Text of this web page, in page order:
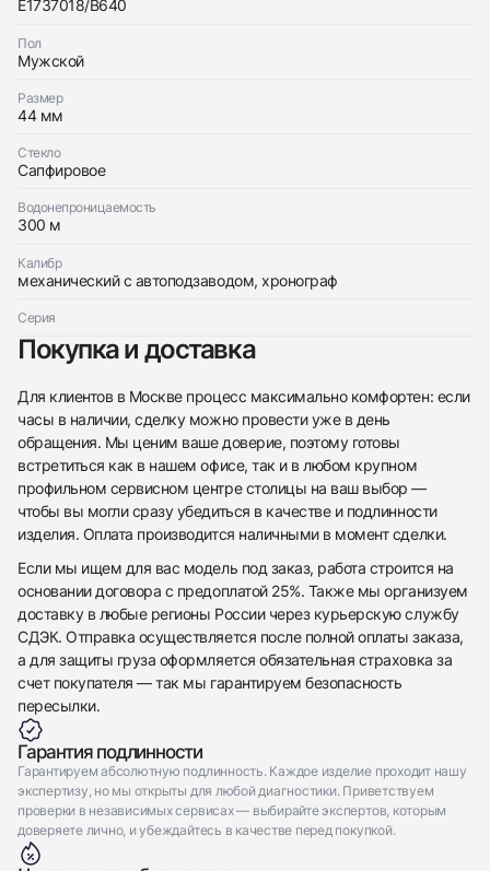
E1737018/B640
Пол
Мужской
Размер
44 мм
Стекло
Сапфировое
Водонепроницаемость
300 м
Калибр
механический с автоподзаводом, хронограф
Серия
Покупка и доставка
Для клиентов в Москве процесс максимально комфортен: если
часы в наличии, сделку можно провести уже в день
обращения. Мы ценим ваше доверие, поэтому готовы
встретиться как в нашем офисе, так и в любом крупном
профильном сервисном центре столицы на ваш выбор —
чтобы вы могли сразу убедиться в качестве и подлинности
изделия. Оплата производится наличными в момент сделки.
Если мы ищем для вас модель под заказ, работа строится на
основании договора с предоплатой 25%. Также мы организуем
доставку в любые регионы России через курьерскую службу
СДЭК. Отправка осуществляется после полной оплаты заказа,
а для защиты груза оформляется обязательная страховка за
счет покупателя — так мы гарантируем безопасность
пересылки.
Гарантия подлинности
Гарантируем абсолютную подлинность. Каждое изделие проходит нашу
экспертизу, но мы открыты для любой диагностики. Приветствуем
проверки в независимых сервисах — выбирайте экспертов, которым
доверяете лично, и убеждайтесь в качестве перед покупкой.
Приложите фото ваших часов…
Отправить заявку